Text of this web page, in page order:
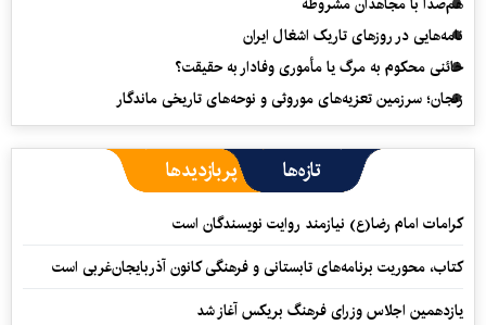
نامه‌هایی در روزهای تاریک اشغال ایران
خائنی محکوم به مرگ یا مأموری وفادار به حقیقت؟
زنجان؛ سرزمین تعزیه‌های موروثی و نوحه‌های تاریخی ماندگار
تازه‌ها پربازدیدها
کرامات امام رضا(ع) نیازمند روایت نویسندگان است
کتاب، محوریت برنامه‌های تابستانی و فرهنگی کانون آذربایجان‌غربی است
یازدهمین اجلاس وزرای فرهنگ بریکس آغاز شد